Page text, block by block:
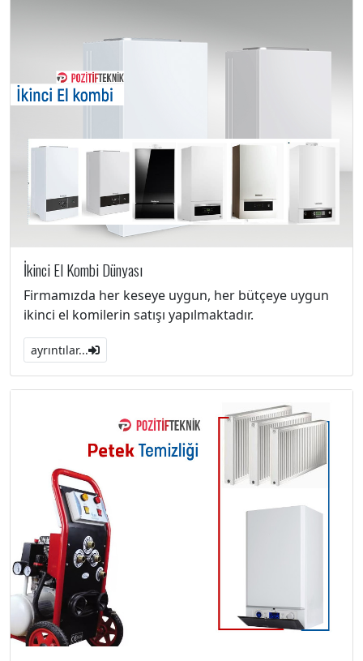
İkinci El Kombi Dünyası
Firmamızda her keseye uygun, her bütçeye uygun
ikinci el komilerin satışı yapılmaktadır.
ayrıntılar...